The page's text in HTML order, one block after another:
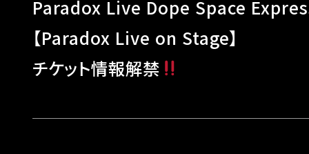
Paradox Live Dope Space
【Paradox Live on Stage】
チケット情報解禁